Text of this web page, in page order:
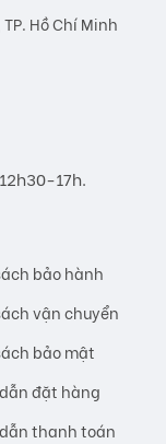
Hồ Chí Minh
17h.
bảo hành
vận chuyển
bảo mật
đặt hàng
thanh toán